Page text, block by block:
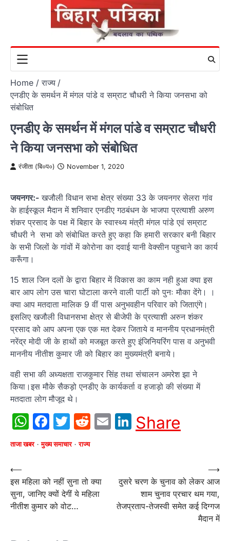
Home
राज्य
एनडीए के समर्थन में मंगल पांडे व सम्राट चौधरी ने किया जनसभा को
संबोधित
एनडीए के समर्थन में मंगल पांडे व सम्राट चौधरी
ने किया जनसभा को संबोधित
रंजीता (बि०प०) November 1, 2020
जयनगर:- खजौली विधान सभा क्षेत्र संख्या 33 के जयनगर सेलरा गांव
के हाईस्कूल मैदान में शनिवार एनडीए गठबंधन के भाजपा प्रत्याशी अरुण
शंकर प्रसाद के पक्ष में बिहार के स्वास्थ्य मंत्री मंगल पांडे एवं सम्राट
चौधरी ने सभा को संबोधित करते हुए कहा कि हमारी सरकार बनी बिहार
के सभी जिलों के गांवों में कोरोना का दवाई यानी वेक्सीन पहुचाने का कार्य
करूँगा।
15 शाल जिन दलों के द्वारा बिहार में विकास का काम नही हुआ क्या इस
बार आप लोग उस चारा घोटाला करने वाली पार्टी को पुनः मौका देंगे। ।
क्या आप मतदाता मालिक 9 वीं पास अनुभवहीन परिवार को जिताएंगे।
इसलिए खजौली विधानसभा क्षेत्र से बीजेपी के प्रत्याशी अरुन शंकर
प्रसाद को आप अपना एक एक मत देकर जिताये व माननीय प्रधानमंत्री
नरेंद्र मोदी जी के हाथों को मजबूत करते हुए इंजिनियरिंग पास व अनुभवी
माननीय नीतीश कुमार जी को बिहार का मुख्यमंत्री बनाये।
वही सभा की अध्यक्षता राजकुमार सिंह तथा संचालन अमरेश झा ने
किया।इस मौके सैकड़ो एनडीए के कार्यकर्ता व हजाड़ो की संख्या में
मतदाता लोग मौजूद थे।
WhatsApp
Facebook
Twitter
Reddit
EmailLinkedIn
Share
ताजा खबर मुख्य समाचार राज्य
Post
navigation
⟵
इस महिला को नहीं सुना तो क्या
सुना, जानिए क्यों देगीं ये महिला
नीतीश कुमार को वोट…
दुसरे चरण के चुनाव को लेकर आज
शाम चुनाव प्रचार थम गया,
तेजप्रताप-तेजस्वी समेत कई दिग्गज
मैदान में
⟶